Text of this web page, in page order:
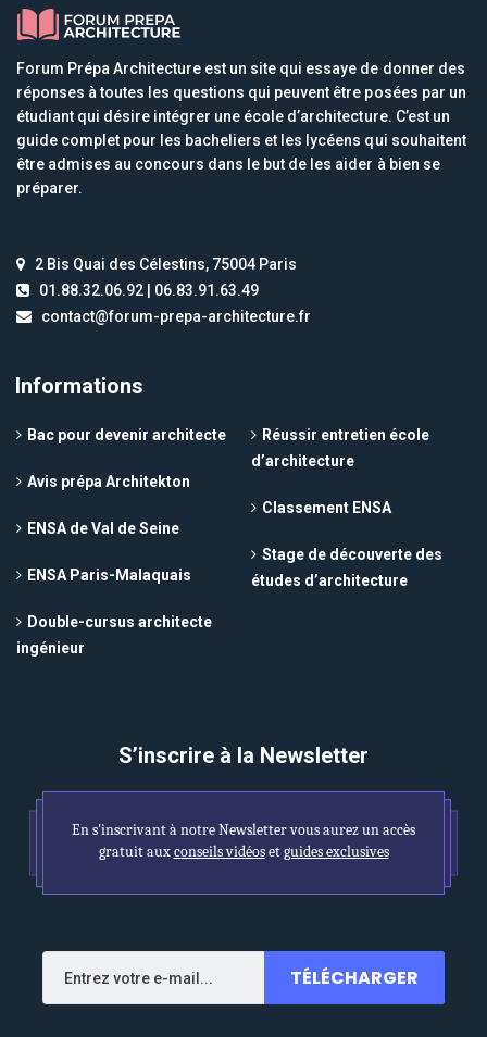
Forum Prépa Architecture est un site qui essaye de donner des
réponses à toutes les questions qui peuvent être posées par un
étudiant qui désire intégrer une école d’architecture. C’est un
guide complet pour les bacheliers et les lycéens qui souhaitent
être admises au concours dans le but de les aider à bien se
préparer.
2 Bis Quai des Célestins, 75004 Paris
01.88.32.06.92 | 06.83.91.63.49
contact@forum-prepa-architecture.fr
Informations
Bac pour devenir architecte
Avis prépa Architekton
ENSA de Val de Seine
ENSA Paris-Malaquais
Double-cursus architecte
ingénieur
Réussir entretien école
d’architecture
Classement ENSA
Stage de découverte des
études d’architecture
S’inscrire à la Newsletter
En s'inscrivant à notre Newsletter vous aurez un accès
gratuit auxconseils vidéosetguides exclusives
TÉLÉCHARGER